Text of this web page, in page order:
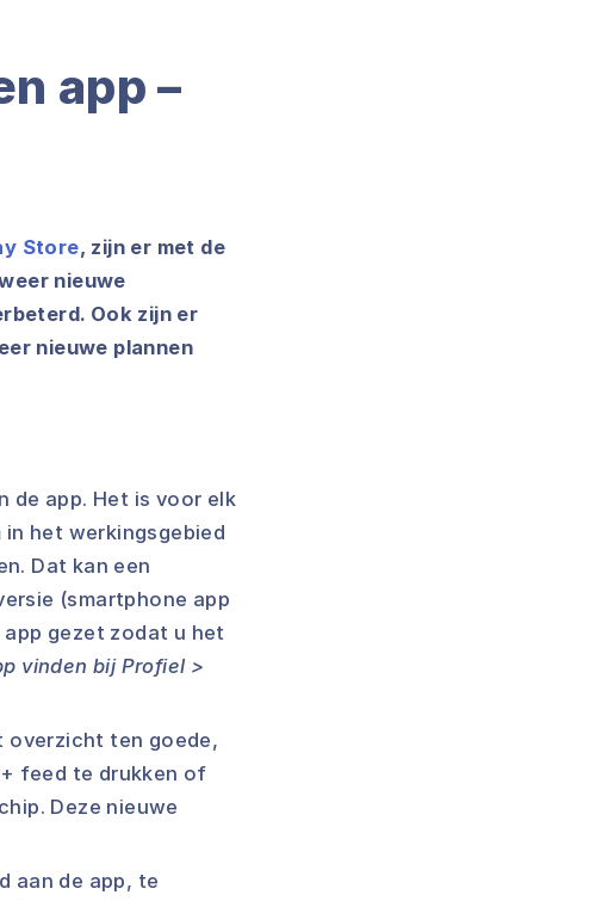
app –
Store, zijn er met de
nieuwe
Ook zijn er
nieuwe plannen
de app. Het is voor elk
het werkingsgebied
Dat kan een
(smartphone app
gezet zodat u het
vinden bij Profiel >
overzicht ten goede,
feed te drukken of
Deze nieuwe
aan de app, te